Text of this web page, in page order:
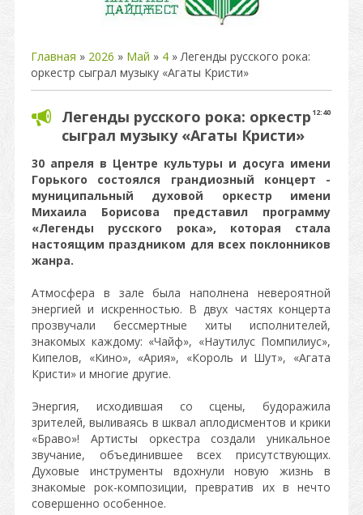
Главная » 2026 » Май » 4 » Легенды русского рока:
оркестр сыграл музыку «Агаты Кристи»
12:40
Легенды русского рока: оркестр
сыграл музыку «Агаты Кристи»
30 апреля в Центре культуры и досуга имени
Горького состоялся грандиозный концерт -
муниципальный духовой оркестр имени
Михаила Борисова представил программу
«Легенды русского рока», которая стала
настоящим праздником для всех поклонников
жанра.
Атмосфера в зале была наполнена невероятной
энергией и искренностью. В двух частях концерта
прозвучали бессмертные хиты исполнителей,
знакомых каждому: «Чайф», «Наутилус Помпилиус»,
Кипелов, «Кино», «Ария», «Король и Шут», «Агата
Кристи» и многие другие.
Энергия, исходившая со сцены, будоражила
зрителей, выливаясь в шквал аплодисментов и крики
«Браво»! Артисты оркестра создали уникальное
звучание, объединившее всех присутствующих.
Духовые инструменты вдохнули новую жизнь в
знакомые рок-композиции, превратив их в нечто
совершенно особенное.